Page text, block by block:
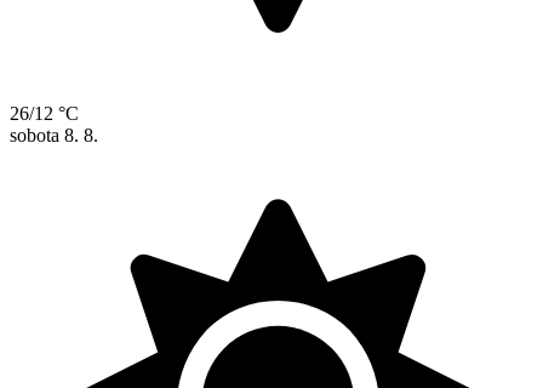
26/12 °C
sobota 8. 8.